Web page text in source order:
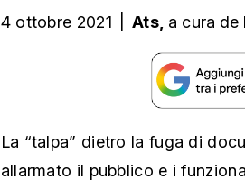
4 ottobre 2021 Ats, a cura de
La “talpa” dietro la fuga di
allarmato il pubblico e i